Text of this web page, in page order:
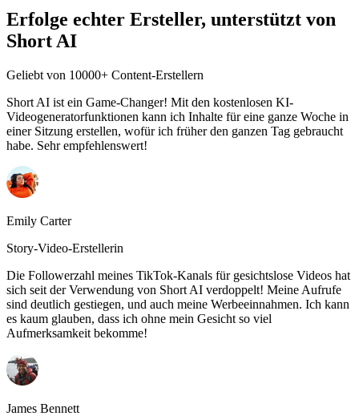
Erfolge echter Ersteller, unterstützt von
Short AI
Geliebt von 10000+ Content-Erstellern
Short AI ist ein Game-Changer! Mit den kostenlosen KI-
Videogeneratorfunktionen kann ich Inhalte für eine ganze Woche in
einer Sitzung erstellen, wofür ich früher den ganzen Tag gebraucht
habe. Sehr empfehlenswert!
Emily Carter
Story-Video-Erstellerin
Die Followerzahl meines TikTok-Kanals für gesichtslose Videos hat
sich seit der Verwendung von Short AI verdoppelt! Meine Aufrufe
sind deutlich gestiegen, und auch meine Werbeeinnahmen. Ich kann
es kaum glauben, dass ich ohne mein Gesicht so viel
Aufmerksamkeit bekomme!
James Bennett